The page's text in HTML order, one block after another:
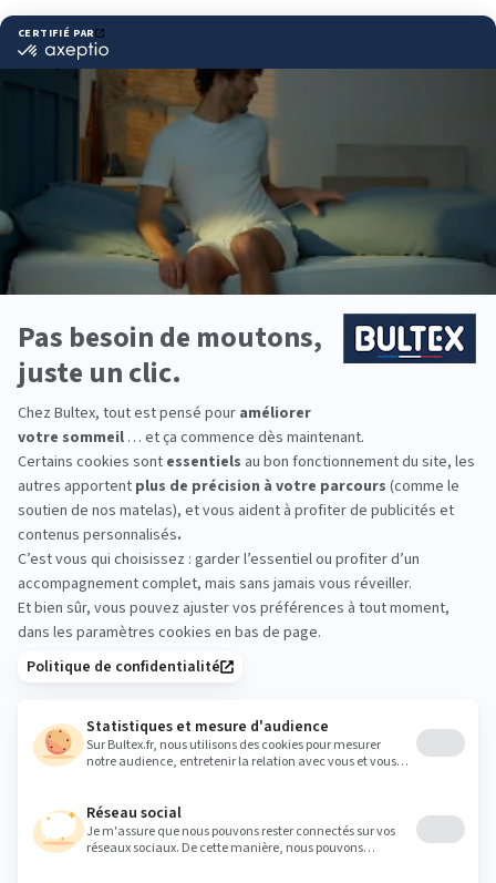
Si cela vous fait peur, ce qui est compréhensible, il existe des
solutions comme les
premières nuits sans barreaux.
Vers un passage serein à un lit enfant
Quelques ajustements simples et cette étape s’effectue en
toute sûreté.
Adapter la hauteur et retirer les barreaux
progressivement
Pour une transition plus douce, vous pouvez
limite les risques de chute.
C’est une petite étape intermédiaire pour que l’enfant s’habitue
progressivement.
Aménager la chambre pour plus de sécurité
Quand l’enfant gagne en liberté, il peut commencer à se
déplacer dans sa chambre la nuit. C’est donc important de
sécuriser son environnement :
Éviter lesobjets dangereux;
stabiliser les meubles
Choisir un
matelas enfant adapté.
Accompagner les premières nuits
sacréchangement pour l’enfantet peuvent le déstabiliser.
C’est essentiel pour sa confiance derester présent pour lui
Le rôle du confort de sommeil dans cette
évolution